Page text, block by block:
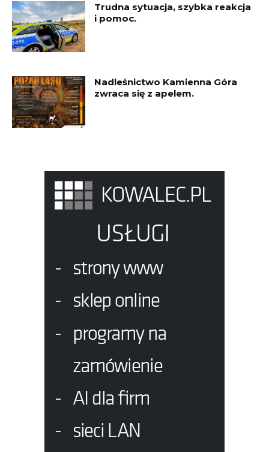
Trudna sytuacja, szybka reakcja
i pomoc.
Nadleśnictwo Kamienna Góra
zwraca się z apelem.